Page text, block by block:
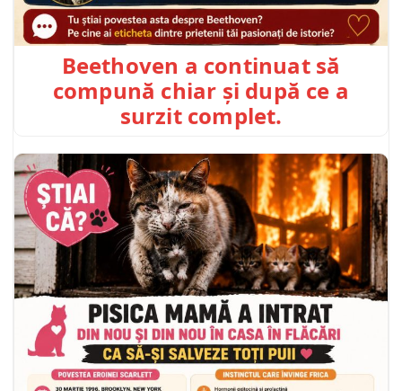
Beethoven a continuat să
compună chiar și după ce a
surzit complet.